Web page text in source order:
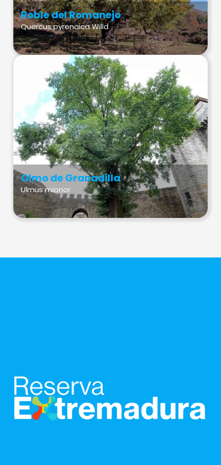
Roble del Romanejo
Quercus pyrenaica Willd
Olmo de Granadilla
Ulmus mionor